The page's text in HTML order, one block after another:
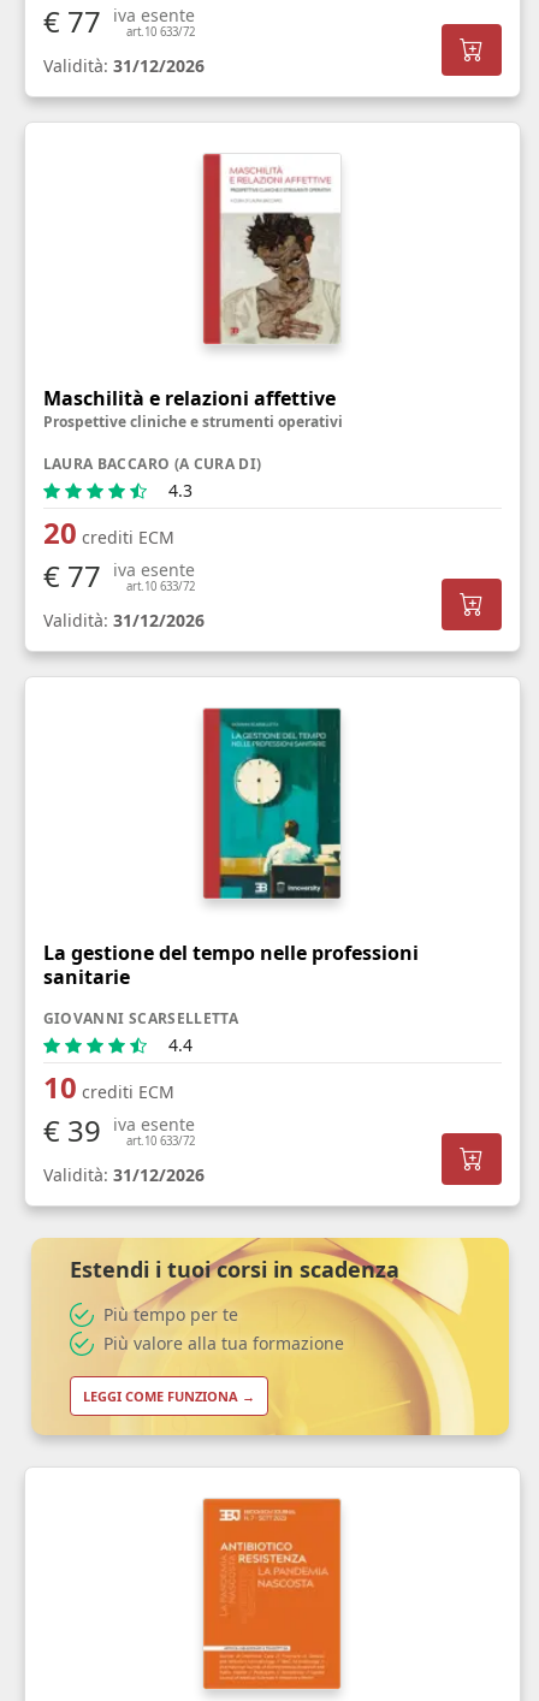
€ 77 iva esente
art.10 633/72
Validità: 31/12/2026
Maschilità e relazioni affettive
Prospettive cliniche e strumenti operativi
LAURA BACCARO (A CURA DI)
4.3
20 crediti ECM
€ 77 iva esente
art.10 633/72
Validità: 31/12/2026
La gestione del tempo nelle professioni
sanitarie
GIOVANNI SCARSELLETTA
4.4
10 crediti ECM
€ 39 iva esente
art.10 633/72
Validità: 31/12/2026
Estendi i tuoi corsi in scadenza
Più tempo per te
Più valore alla tua formazione
LEGGI COME FUNZIONA →